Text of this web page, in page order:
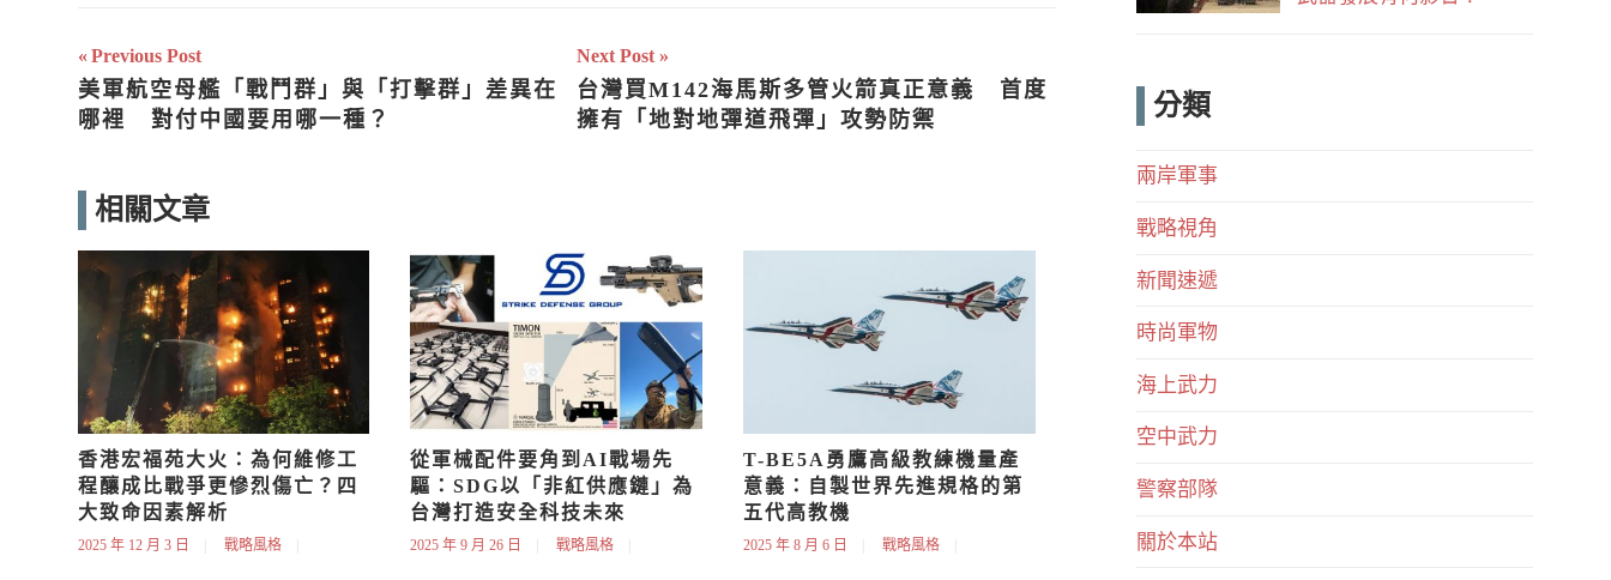
文
章
覽
Previous Post
美軍航空母艦「戰鬥群」與「打擊群」差異在
哪裡   對付中國要用哪一種？
Next Post
台灣買M142海馬斯多管火箭真正意義   首度
擁有「地對地彈道飛彈」攻勢防禦
相關文章
香港宏福苑大火：為何維修工
程釀成比戰爭更慘烈傷亡？四
大致命因素解析
2025 年 12 月 3 日 戰略風格
從軍械配件要角到AI戰場先
驅：SDG以「非紅供應鏈」為
台灣打造安全科技未來
2025 年 9 月 26 日 戰略風格
T-BE5A勇鷹高級教練機量產
意義：自製世界先進規格的第
五代高教機
2025 年 8 月 6 日 戰略風格
分類
兩岸軍事
戰略視角
新聞速遞
時尚軍物
海上武力
空中武力
警察部隊
關於本站